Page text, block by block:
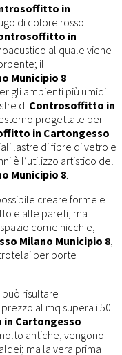
in
di colore rosso
in
al quale viene
il
Municipio 8
gli ambienti più umidi
di Controsoffitto in
progettate per
in Cartongesso
lastre di fibre di vetro e
è l’utilizzo artistico del
Municipio 8
creare forme e
e alle pareti, ma
come nicchie,
Milano Municipio 8
per porte
risultare
al mq supera i 50
Cartongesso
antiche, vengono
ma la vera prima